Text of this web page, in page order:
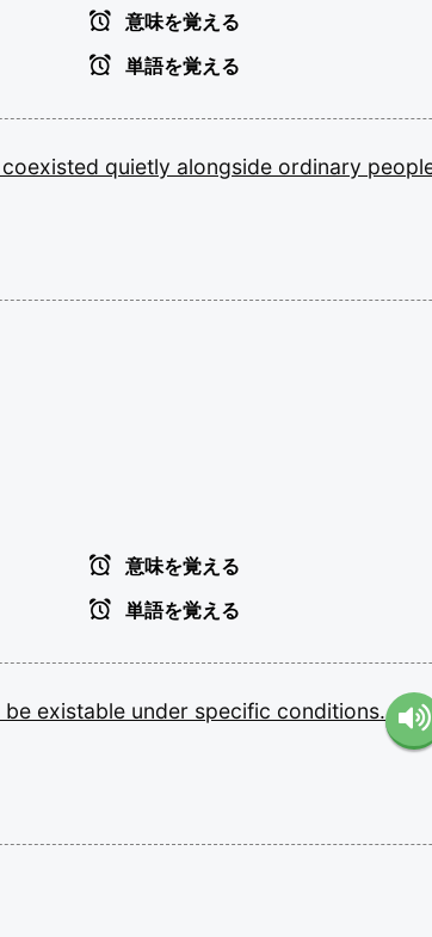
意味を覚える
単語を覚える
coexisted quietly alongside ordinary
意味を覚える
単語を覚える
be existable under specific conditions.